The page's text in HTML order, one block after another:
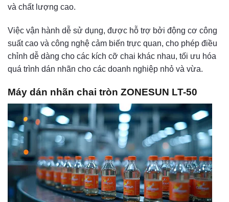
và chất lượng cao.
Việc vận hành dễ sử dụng, được hỗ trợ bởi động cơ công
suất cao và công nghệ cảm biến trực quan, cho phép điều
chỉnh dễ dàng cho các kích cỡ chai khác nhau, tối ưu hóa
quá trình dán nhãn cho các doanh nghiệp nhỏ và vừa.
Máy dán nhãn chai tròn ZONESUN LT-50